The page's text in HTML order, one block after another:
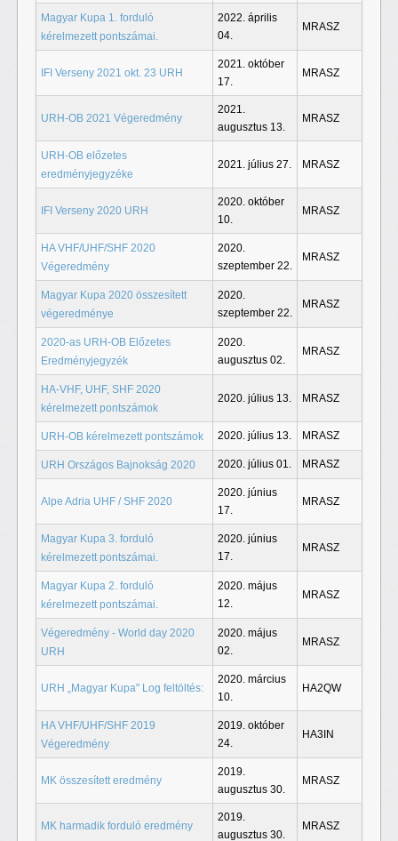
Magyar Kupa 1. forduló
kérelmezett pontszámai.
2022. április
04.
MRASZ
IFI Verseny 2021 okt. 23 URH
2021. október
17.
MRASZ
URH-OB 2021 Végeredmény
2021.
augusztus 13.
MRASZ
URH-OB előzetes
eredményjegyzéke
2021. július 27. MRASZ
IFI Verseny 2020 URH
2020. október
10.
MRASZ
HA VHF/UHF/SHF 2020
Végeredmény
2020.
szeptember 22.
MRASZ
Magyar Kupa 2020 összesített
végeredménye
2020.
szeptember 22.
MRASZ
2020-as URH-OB Előzetes
Eredményjegyzék
2020.
augusztus 02.
MRASZ
HA-VHF, UHF, SHF 2020
kérelmezett pontszámok
2020. július 13. MRASZ
URH-OB kérelmezett pontszámok 2020. július 13. MRASZ
URH Országos Bajnokság 2020 2020. július 01. MRASZ
Alpe Adria UHF / SHF 2020
2020. június
17.
MRASZ
Magyar Kupa 3. forduló
kérelmezett pontszámai.
2020. június
17.
MRASZ
Magyar Kupa 2. forduló
kérelmezett pontszámai.
2020. május
12.
MRASZ
Végeredmény - World day 2020
URH
2020. május
02.
MRASZ
URH „Magyar Kupa" Log feltöltés:
2020. március
10.
HA2QW
HA VHF/UHF/SHF 2019
Végeredmény
2019. október
24.
HA3IN
MK összesített eredmény
2019.
augusztus 30.
MRASZ
MK harmadik forduló eredmény
2019.
augusztus 30.
MRASZ